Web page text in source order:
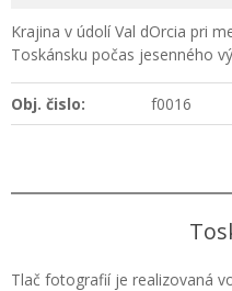
Krajina v údolí Val dOrcia pri
Toskánsku počas jesenného
Obj. čislo: f0016
Tlač fotografií je realizovaná